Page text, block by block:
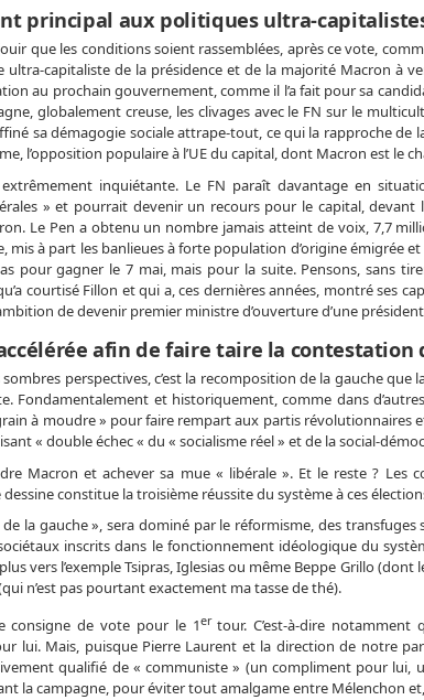
principal aux politiques ultra-
que les conditions soient rassemblées, après ce vote,
capitaliste de la présidence et de la majorité Macron à
au prochain gouvernement, comme il l’a fait pour sa
globalement creuse, les clivages avec le FN sur le
sa démagogie sociale attrape-tout, ce qui la rapproche de
l’opposition populaire à l’UE du capital, dont Macron est le
inquiétante. Le FN paraît davantage en
» et pourrait devenir un recours pour le capital, devant
Le Pen a obtenu un nombre jamais atteint de voix, 7,7
à part les banlieues à forte population d’origine émigrée
pour gagner le 7 mai, mais pour la suite. Pensons, sans
courtisé Fillon et qui a, ces dernières années, montré ses
de devenir premier ministre d’ouverture d’une
afin de faire taire la contestation
perspectives, c’est la recomposition de la gauche que
Fondamentalement et historiquement, comme dans
à moudre » pour faire rempart aux partis révolutionnaires
« double échec « du « socialisme réel » et de la social-
Macron et achever sa mue « libérale ». Et le reste ? Les
constitue la troisième réussite du système à ces
la gauche », sera dominé par le réformisme, des
inscrits dans le fonctionnement idéologique du
vers l’exemple Tsipras, Iglesias ou même Beppe Grillo (dont
n’est pas pourtant exactement ma tasse de thé).
consigne de vote pour le 1ertour. C’est-à-dire notamment
lui. Mais, puisque Pierre Laurent et la direction de notre
qualifié de « communiste » (un compliment pour lui,
la campagne, pour éviter tout amalgame entre Mélenchon